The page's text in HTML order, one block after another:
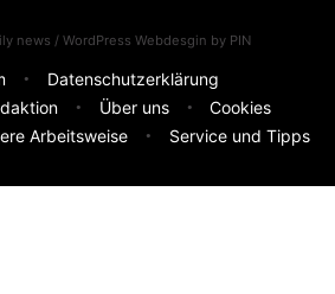
news / WordPress Webdesgin by PIN
Datenschutzerklärung
Über uns
Cookies
Arbeitsweise Service und Tipps